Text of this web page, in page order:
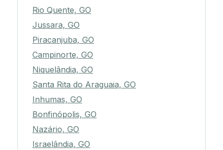
Rio Quente, GO
Jussara, GO
Piracanjuba, GO
Campinorte, GO
Niquelândia, GO
Santa Rita do Araguaia, GO
Inhumas, GO
Bonfinópolis, GO
Nazário, GO
Israelândia, GO